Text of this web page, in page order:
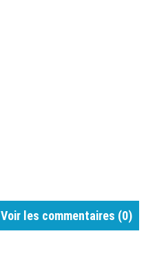
Voir les commentaires (0)